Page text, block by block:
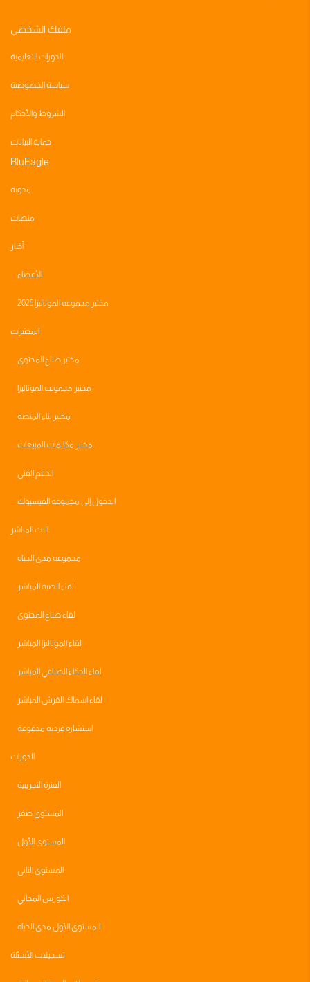
ملفك الشخصي
الدورات التعليمية
سياسة الخصوصية
الشروط والأحكام
حماية البيانات
BluEagle
مدونه
منصات
أخبار
الأعضاء
مختبر مجموعه الموناليزا 2025
المختبرات
مختبر صناع المحتوى
مختبر مجموعه الموناليزا
مختبر بناء المنصه
مختبر مكالمات المبيعات
الدعم الفني
الدخول إلى مجموعة الفيسبوك
البث المباشر
مجموعه مدى الحياه
لقاء الصبة المباشر
لقاء صناع المحتوى
لقاء الموناليزا المباشر
لقاء الذكاء الصناعي المباشر
لقاء اسماك القرش المباشر
استشاره فرديه مدفوعة
الدورات
الفترة التجريبية
المستوى صفر
المستوى الأول
المستوى الثاني
الكورس المجاني
المستوى الأول مدى الحياه
تسجيلات الأسئلة